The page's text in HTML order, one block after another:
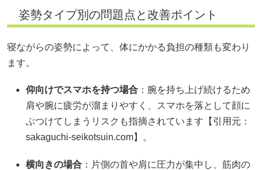
姿勢タイプ別の問題点と改善ポイント
寝ながらの姿勢によって、体にかかる負担の種類も変わり
ます。
仰向けでスマホを持つ場合 ：腕を持ち上げ続けるため
肩や腕に疲労が溜まりやすく、スマホを落として顔に
ぶつけてしまうリスクも指摘されています【引用元：
sakaguchi-seikotsuin.com】。
横向きの場合 ：片側の首や肩に圧力が集中し、筋肉の